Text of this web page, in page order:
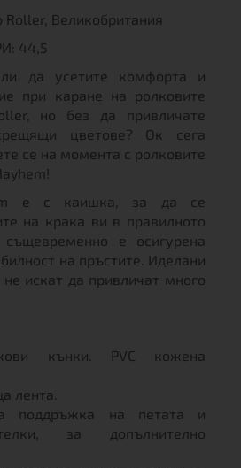
Roller, Великобритания
44,5
да усетите комфорта и
при каране на ролковите
но без да привличате
цветове? Ок сега
се на момента с ролковите
е с каишка, за да се
на крака ви в правилното
е осигурена
на пръстите. Иделани
искат да привличат много
кънки. PVC кожена
лента.
поддръжка на петата и
за допълнително